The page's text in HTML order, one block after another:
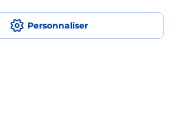
Personnaliser
peux payer mon
Samsung en plusieurs
Mobile ?